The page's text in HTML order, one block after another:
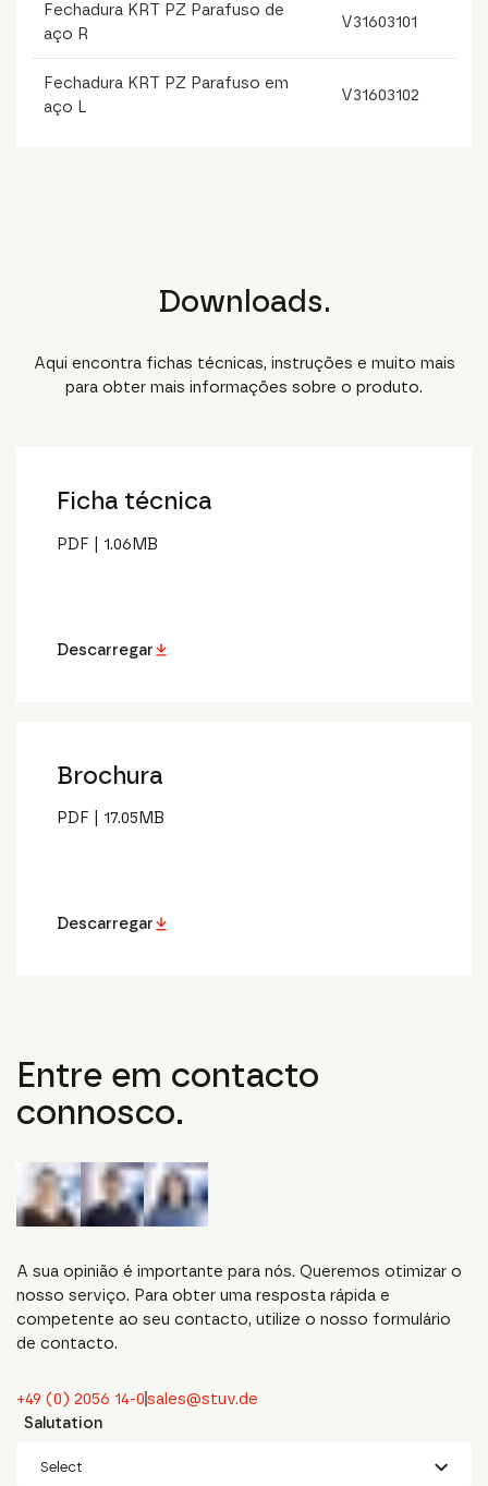
Fechadura KRT PZ Parafuso de
aço R
V31603101
Fechadura KRT PZ Parafuso em
aço L
V31603102
Downloads.
Aqui encontra fichas técnicas, instruções e muito mais
para obter mais informações sobre o produto.
Ficha técnica
PDF 1.06MB
Descarregar
Brochura
PDF 17.05 MB
Descarregar
Entre em contacto
connosco.
A sua opinião é importante para nós. Queremos otimizar o
nosso serviço. Para obter uma resposta rápida e
competente ao seu contacto, utilize o nosso formulário
de contacto.
+49 (0) 2056 14-0sales@stuv.de
Salutation
Select